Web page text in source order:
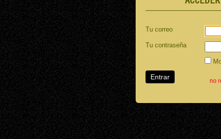
Tu correo
Tu contraseña
no